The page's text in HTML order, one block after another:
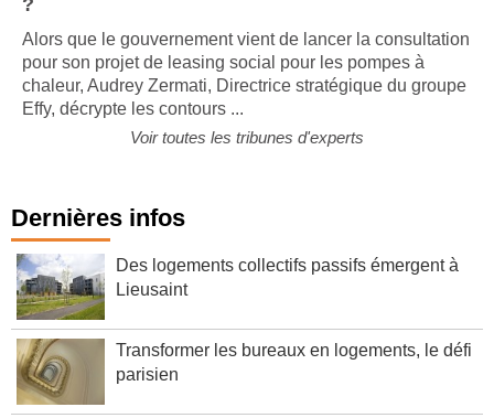
Alors que le gouvernement vient de lancer la consultation
pour son projet de leasing social pour les pompes à
chaleur, Audrey Zermati, Directrice stratégique du groupe
Dernières infos
Des logements collectifs passifs émergent à
Transformer les bureaux en logements, le défi